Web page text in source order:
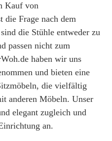
Kauf von
die Frage nach dem
die Stühle entweder zu
passen nicht zum
haben wir uns
und bieten eine
die vielfältig
anderen Möbeln. Unser
elegant zugleich und
an.